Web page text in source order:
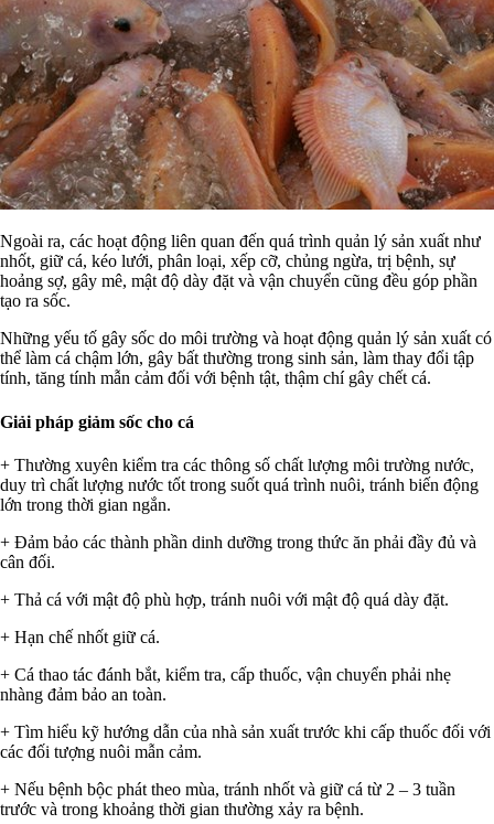
Ngoài ra, các hoạt động liên quan đến quá trình quản lý sản xuất như
nhốt, giữ cá, kéo lưới, phân loại, xếp cỡ, chủng ngừa, trị bệnh, sự
hoảng sợ, gây mê, mật độ dày đặt và vận chuyển cũng đều góp phần
tạo ra sốc.
Những yếu tố gây sốc do môi trường và hoạt động quản lý sản xuất có
thể làm cá chậm lớn, gây bất thường trong sinh sản, làm thay đổi tập
tính, tăng tính mẫn cảm đối với bệnh tật, thậm chí gây chết cá.
Giải pháp giảm sốc cho cá
+ Thường xuyên kiểm tra các thông số chất lượng môi trường nước,
duy trì chất lượng nước tốt trong suốt quá trình nuôi, tránh biến động
lớn trong thời gian ngắn.
+ Đảm bảo các thành phần dinh dưỡng trong thức ăn phải đầy đủ và
cân đối.
+ Thả cá với mật độ phù hợp, tránh nuôi với mật độ quá dày đặt.
+ Hạn chế nhốt giữ cá.
+ Cá thao tác đánh bắt, kiểm tra, cấp thuốc, vận chuyển phải nhẹ
nhàng đảm bảo an toàn.
+ Tìm hiểu kỹ hướng dẫn của nhà sản xuất trước khi cấp thuốc đối với
các đối tượng nuôi mẫn cảm.
+ Nếu bệnh bộc phát theo mùa, tránh nhốt và giữ cá từ 2 – 3 tuần
trước và trong khoảng thời gian thường xảy ra bệnh.